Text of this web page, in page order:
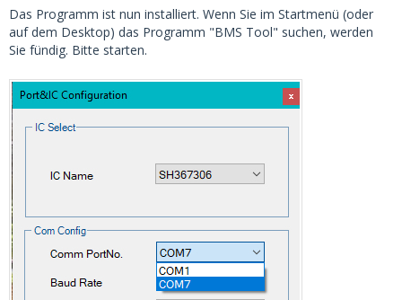
Das Programm ist nun installiert. Wenn Sie im Startmenü (oder
auf dem Desktop) das Programm "BMS Tool" suchen, werden
Sie fündig. Bitte starten.